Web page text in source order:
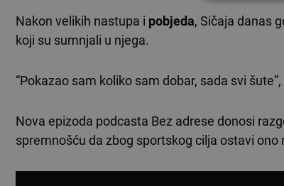
Nakon velikih nastupa i pobjeda, Sičaja danas
koji su sumnjali u njega.
“Pokazao sam koliko sam dobar, sada svi
Nova epizoda podcasta Bez adrese donosi
spremnošću da zbog sportskog cilja ostavi